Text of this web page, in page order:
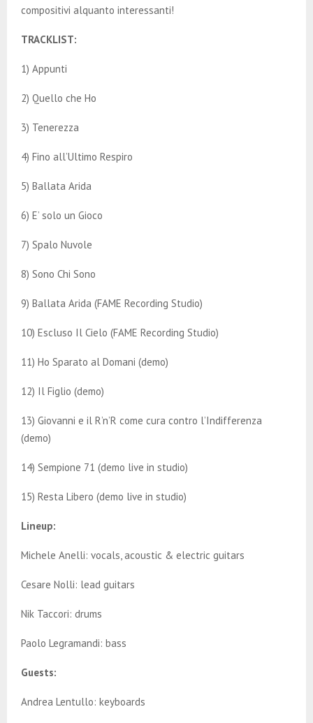
compositivi alquanto interessanti!
TRACKLIST:
1) Appunti
2) Quello che Ho
3) Tenerezza
4) Fino all’Ultimo Respiro
5) Ballata Arida
6) E’ solo un Gioco
7) Spalo Nuvole
8) Sono Chi Sono
9) Ballata Arida (FAME Recording Studio)
10) Escluso Il Cielo (FAME Recording Studio)
11) Ho Sparato al Domani (demo)
12) Il Figlio (demo)
13) Giovanni e il R’n’R come cura contro l’Indifferenza
(demo)
14) Sempione 71 (demo live in studio)
15) Resta Libero (demo live in studio)
Lineup:
Michele Anelli: vocals, acoustic & electric guitars
Cesare Nolli: lead guitars
Nik Taccori: drums
Paolo Legramandi: bass
Guests:
Andrea Lentullo: keyboards